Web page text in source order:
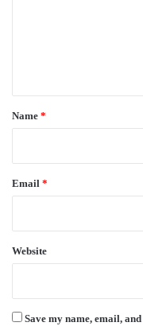
*
Name *
Email *
Website
Save my name, email,